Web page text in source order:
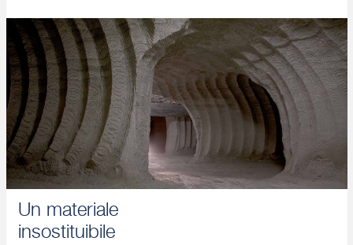
Un materiale
insostituibile